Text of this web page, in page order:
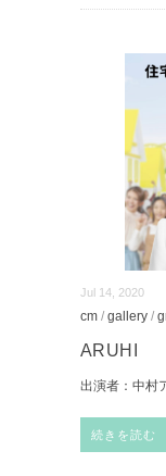
Jul 14, 2020
cm / gallery /
ARUHI
出演者：中村
続きを読む